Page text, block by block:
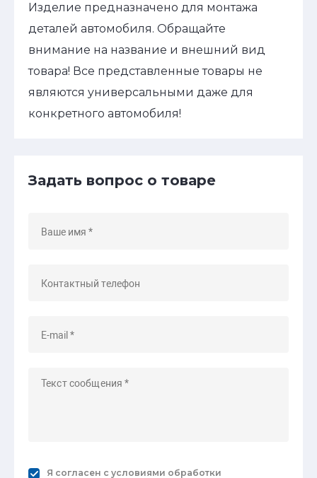
Изделие предназначено для монтажа
деталей автомобиля. Обращайте
внимание на название и внешний вид
товара! Все представленные товары не
являются универсальными даже для
конкретного автомобиля!
Задать вопрос о товаре
Я согласен с условиями обработки